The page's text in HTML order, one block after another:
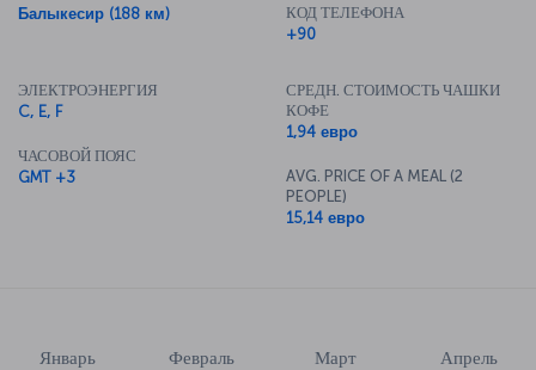
ознакомиться с ценами на авиабилеты в Измир и всеми
Балыкесир (188 км)
КОД ТЕЛЕФОНА
+90
ЭЛЕКТРОЭНЕРГИЯ
C, E, F
ЧАСОВОЙ ПОЯС
GMT +3
СРЕДН. СТОИМОСТЬ ЧАШКИ
КОФЕ
1,94 евро
AVG. PRICE OF A MEAL (2
PEOPLE)
15,14 евро
Январь Февраль Март Апрель